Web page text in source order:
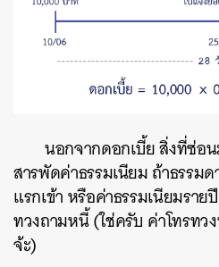
นอกจากดอกเบี้ย สิ่งที่ซ่อ
สารพัดค่าธรรมเนียม ถ้าธรรม
แรกเข้า หรือค่าธรรมเนียมร
ทวงถามหนี้ (ใช่ครับ ค่าโทรทวง
จ้ะ)